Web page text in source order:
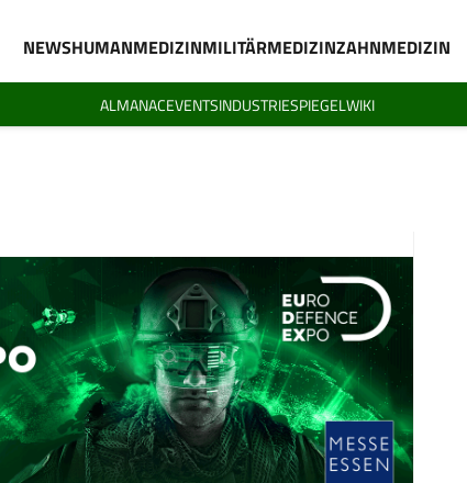
NEWSHUMANMEDIZINMILITÄRMEDIZINZAHNMEDIZIN
ALMANACEVENTSINDUSTRIESPIEGELWIKI